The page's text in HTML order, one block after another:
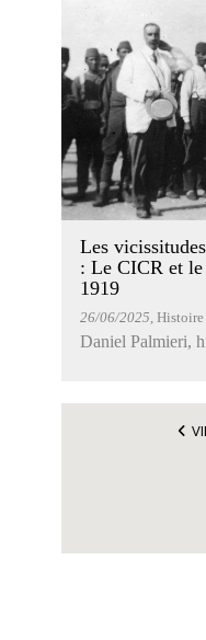
Les
: Le CICR et
1919
26/06/2025,
Daniel Palmieri,